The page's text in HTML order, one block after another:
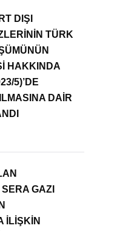
DIŞI
TÜRK
HAKKINDA
5)’DE
DAİR
GAZI
İLİŞKİN